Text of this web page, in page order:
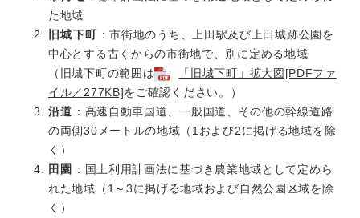
た地域
旧城下町 ：市街地のうち、上田駅及び上田城跡公園を
中心とする古くからの市街地で、別に定める地域
（旧城下町の範囲は
「旧城下町」拡大図[PDFファ
イル／277KB]をご確認ください。）
沿道 ：高速自動車国道、一般国道、その他の幹線道路
の両側30メートルの地域（1および2に掲げる地域を除
く）
田園
：国土利用計画法に基づき農業地域として定めら
れた地域（1～3に掲げる地域および自然公園区域を除
く）